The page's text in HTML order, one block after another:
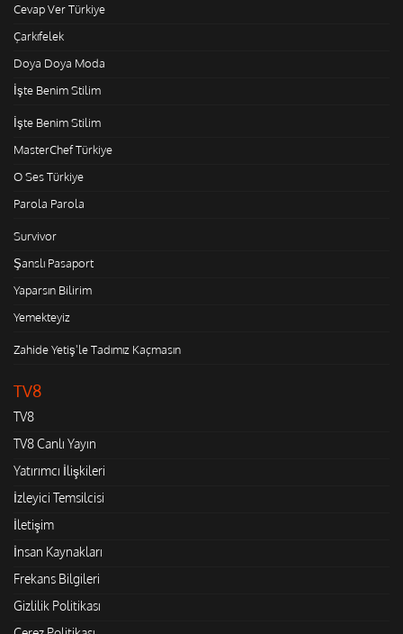
Cevap Ver Türkiye
Çarkıfelek
Doya Doya Moda
İşte Benim Stilim
İşte Benim Stilim
MasterChef Türkiye
O Ses Türkiye
Parola Parola
Survivor
Şanslı Pasaport
Yaparsın Bilirim
Yemekteyiz
Zahide Yetiş'le Tadımız Kaçmasın
TV8
TV8
TV8 Canlı Yayın
Yatırımcı İlişkileri
İzleyici Temsilcisi
İletişim
İnsan Kaynakları
Frekans Bilgileri
Gizlilik Politikası